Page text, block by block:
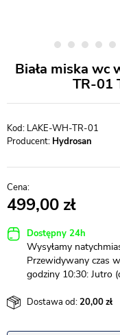
Biała miska wc
TR-01
LAKE-WH-TR-01
Producent: Hydrosan
499,00
Dostępny 24h
Wysyłamy
Przewidywany czas
godziny 10:30: Jutro
Dostawa od:20,00